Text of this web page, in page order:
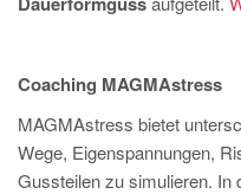
Coaching MAGMAstress
MAGMAstress bietet
Wege, Eigenspannungen,
Gussteilen zu simulieren. In